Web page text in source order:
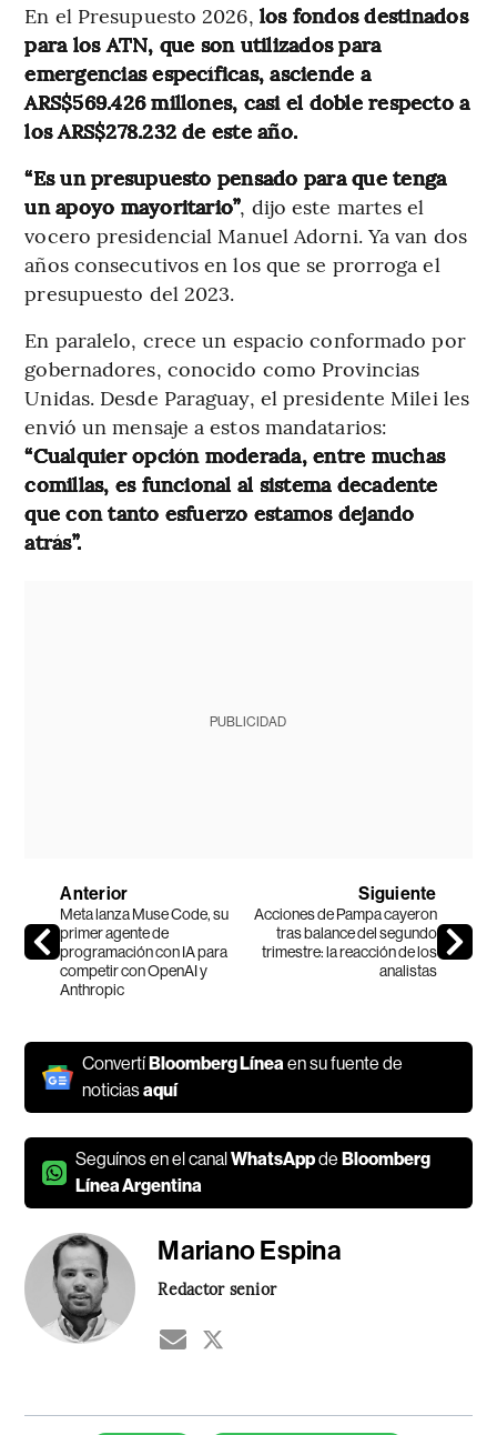
En el Presupuesto 2026, los fondos destinados
para los ATN, que son utilizados para
emergencias específicas, asciende a
ARS$569.426 millones, casi el doble respecto a
los ARS$278.232 de este año.
“Es un presupuesto pensado para que tenga
un apoyo mayoritario”, dijo este martes el
vocero presidencial Manuel Adorni. Ya van dos
años consecutivos en los que se prorroga el
presupuesto del 2023.
En paralelo, crece un espacio conformado por
gobernadores, conocido como Provincias
Unidas. Desde Paraguay, el presidente Milei les
envió un mensaje a estos mandatarios:
“Cualquier opción moderada, entre muchas
comillas, es funcional al sistema decadente
que con tanto esfuerzo estamos dejando
atrás”.
PUBLICIDAD
Anterior
Meta lanza Muse Code, su
primer agente de
programación con IA para
competir con OpenAI y
Anthropic
Siguiente
Acciones de Pampa cayeron
tras balance del segundo
trimestre: la reacción de los
analistas
ConvertíBloomberg Líneaen su fuente de
noticiasaquí
Seguínos en el canalWhatsAppdeBloomberg
Línea Argentina
Mariano Espina
Redactor senior